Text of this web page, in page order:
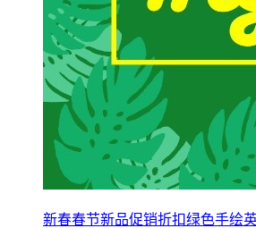
新春春节新品促销折扣绿色手绘